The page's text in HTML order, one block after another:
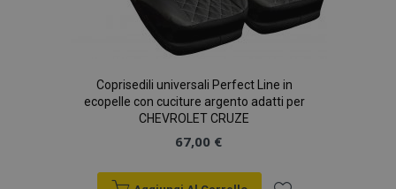
Coprisedili universali Perfect Line in
ecopelle con cuciture argento adatti per
CHEVROLET CRUZE
67,00 €